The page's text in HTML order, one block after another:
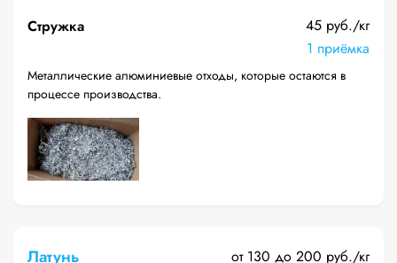
Стружка
45 руб./кг
1 приёмка
Металлические алюминиевые отходы, которые остаются в
процессе производства.
Латунь
от 130 до 200 руб./кг